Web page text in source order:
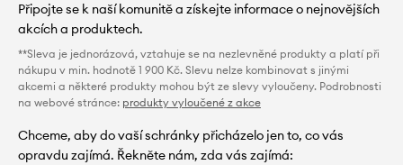
Připojte se k naší komunitě a získejte informace o nejnovějších
akcích a produktech.
**Sleva je jednorázová, vztahuje se na nezlevněné produkty a platí při
nákupu v min. hodnotě 1 900 Kč. Slevu nelze kombinovat s jinými
akcemi a některé produkty mohou být ze slevy vyloučeny. Podrobnosti
na webové stránce: produkty vyloučené z akce
Chceme, aby do vaší schránky přicházelo jen to, co vás
opravdu zajímá. Řekněte nám, zda vás zajímá: